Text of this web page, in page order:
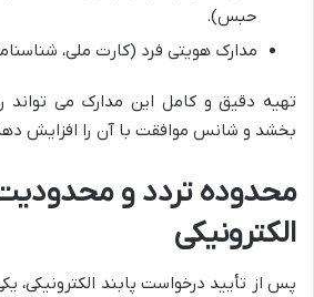
حبس).
مدارک هویتی فرد (کارت ملی،
تهیه دقیق و کامل این مدارک می تواند
بخشد و شانس موافقت با آن را افزایش
محدوده تردد و
الکترونیکی
پس از تأیید درخواست پابند الکترونیکی،